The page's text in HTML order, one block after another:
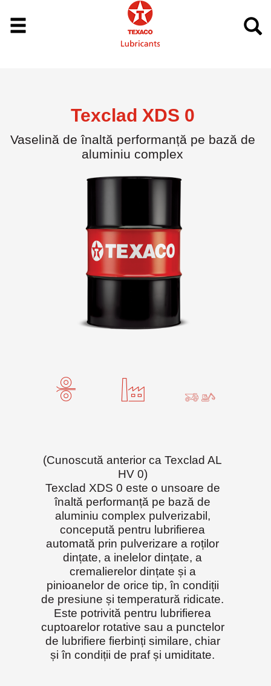
Texclad XDS 0
Vaselină de înaltă performanță pe bază de
aluminiu complex
(Cunoscută anterior ca Texclad AL
HV 0)
Texclad XDS 0 este o unsoare de
înaltă performanță pe bază de
aluminiu complex pulverizabil,
concepută pentru lubrifierea
automată prin pulverizare a roților
dințate, a inelelor dințate, a
cremalierelor dințate și a
pinioanelor de orice tip, în condiții
de presiune și temperatură ridicate.
Este potrivită pentru lubrifierea
cuptoarelor rotative sau a punctelor
de lubrifiere fierbinți similare, chiar
și în condiții de praf și umiditate.